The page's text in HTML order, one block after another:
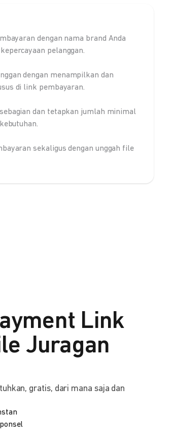
dengan nama brand Anda
pelanggan.
dengan menampilkan dan
di link pembayaran.
dan tetapkan jumlah minimal
sekaligus dengan unggah file
Link
Juragan
gratis, dari mana saja dan